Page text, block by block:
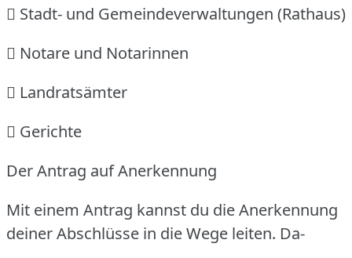
 Stadt- und Gemeindeverwaltungen (Rathaus)
 Notare und Notarinnen
 Landratsämter
 Gerichte
Der Antrag auf Anerkennung
Mit einem Antrag kannst du die Anerkennung
deiner Abschlüsse in die Wege leiten. Da-